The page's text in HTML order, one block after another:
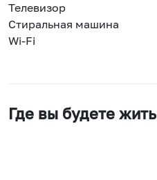
Телевизор
Стиральная машина
Wi-Fi
Где вы будете жить